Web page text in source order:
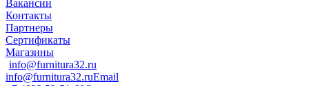
Вакансии
Контакты
Партнеры
Сертификаты
Магазины
info@furnitura32.ru
info@furnitura32.ruEmail